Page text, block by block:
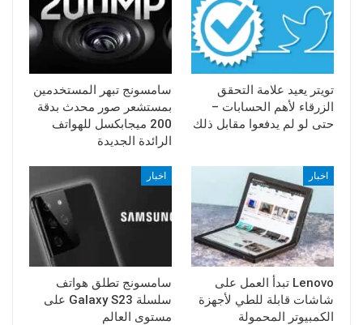
تويتر يعيد علامة التحقق
الزرقاء لأهم الحسابات –
حتى لو لم يدفعوا مقابل ذلك
سامسونج تبهر المستخدمين
بمستشعر صور محدث بدقة
200 ميجابكسل للهواتف
الرائدة الجديدة
اخبار
Lenovo تبدأ العمل على
شاشات قابلة للطي لأجهزة
الكمبيوتر المحمولة
اخبار
سامسونج تطلق هواتف
سلسلة Galaxy S23 على
مستوى العالم